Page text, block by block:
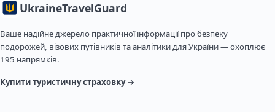
UkraineTravelGuard
Ваше надійне джерело практичної інформації про безпеку
подорожей, візових путівників та аналітики для України — охоплює
195 напрямків.
Купити туристичну страховку →